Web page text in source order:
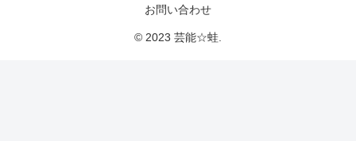
お問い合わせ
© 2023 芸能☆蛙.